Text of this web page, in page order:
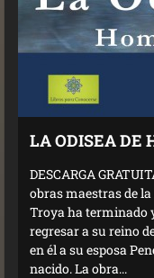
LA ODISEA DE
DESCARGA
obras maestras de
Troya ha terminado
regresar a su reino
en él a su esposa
nacido. La obra...